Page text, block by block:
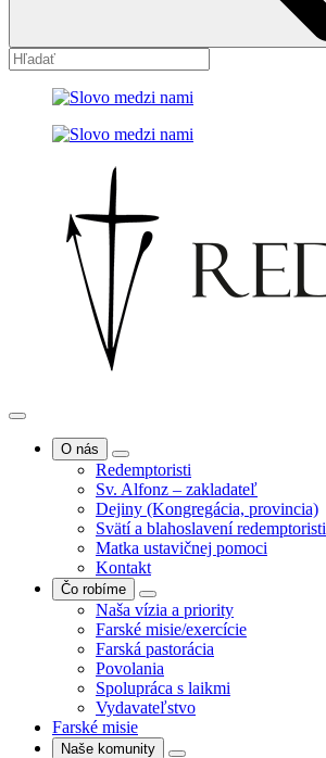
O nás
Redemptoristi
Sv. Alfonz – zakladateľ
Dejiny (Kongregácia, provincia)
Svätí a blahoslavení redemptoristi
Matka ustavičnej pomoci
Kontakt
Čo robíme
Naša vízia a priority
Farské misie/exercície
Farská pastorácia
Povolania
Spolupráca s laikmi
Vydavateľstvo
Farské misie
Naše komunity